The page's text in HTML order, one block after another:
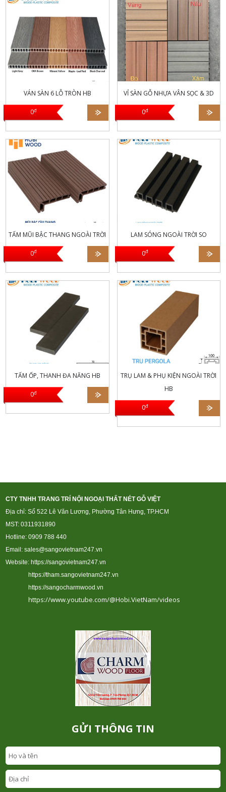
VÁN SÀN 6 LỖ TRÒN HB
0đ
Có 2 loại: mặt vân
gỗ 3D (HB300V300) và
loại vân sọc thông thường
VS300V300
VỈ SÀN GỖ NHỰA VÂN SỌC & 3D
0đ
TẤM MŨI BẬC THANG NGOÀI TRỜI
0đ
LAM SÓNG NGOÀI TRỜI SO
0đ
TẤM ỐP, THANH ĐA NĂNG HB
0đ
TRỤ LAM & PHỤ KIỆN NGOÀI TRỜI
HB
0đ
CTY TNHH TRANG TRÍ NỘI NGOẠI THẤT NÉT GỖ VIỆT
Địa chỉ: Số 522 Lê Văn Lương, Phường Tân Hưng, TP.HCM
MST: 0311931890
Hotline: 0909 788 440
Email: sales@sangovietnam247.vn
Website: https://sangovietnam247.vn
https://tham.sangovietnam247.vn
https://sangocharmwood.vn
https://www.youtube.com/@Hobi.VietNam/videos
GỬI THÔNG TIN